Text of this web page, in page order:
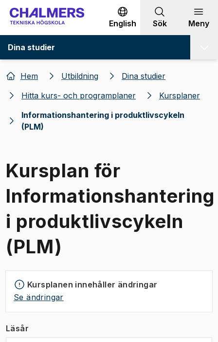
Gå till innehållet
English Sök Meny
Dina studier
Hem Utbildning
Dina studier
Hitta kurs- och programplaner
Kursplaner
Informationshantering i produktlivscykeln
(PLM)
Kursplan för
Informationshantering
i produktlivscykeln
(PLM)
Kursplanen innehåller ändringar
Se ändringar
Läsår